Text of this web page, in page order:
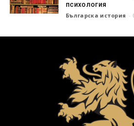
психология
Българска история -